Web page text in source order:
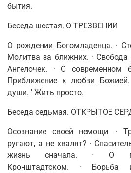
бытия.
Беседа шестая. О ТРЕЗВЕНИИ
О рождении Богомладенца. ·
Молитва за ближ­них. · Свобода
Ангелочек. · О современном
Приближение к любви
души. ' Жить просто.
Беседа седьмая. ОТКРЫТОЕ
Осознание своей немощи. ·
ругают, а не хвалят? ·
жизнь сначала. · О
Кронштадтском. · Борьба